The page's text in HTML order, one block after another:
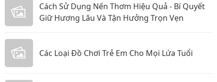
Cách Sử Dụng Nến Thơm Hiệu Quả - Bí Quyết
Giữ Hương Lâu Và Tận Hưởng Trọn Vẹn
Các Loại Đồ Chơi Trẻ Em Cho Mọi Lứa Tuổi